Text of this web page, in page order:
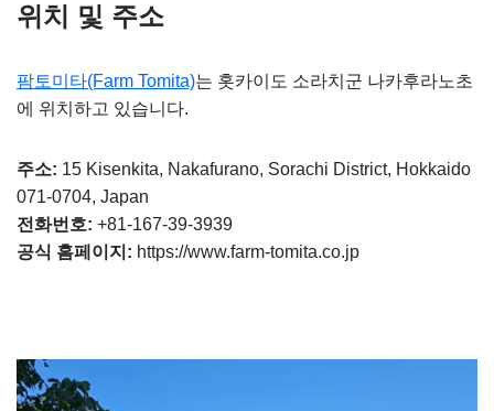
위치 및 주소
팜토미타(Farm Tomita)는 홋카이도 소라치군 나카후라노초
에 위치하고 있습니다.
주소: 15 Kisenkita, Nakafurano, Sorachi District, Hokkaido
071-0704, Japan
전화번호: +81-167-39-3939
공식 홈페이지: https://www.farm-tomita.co.jp